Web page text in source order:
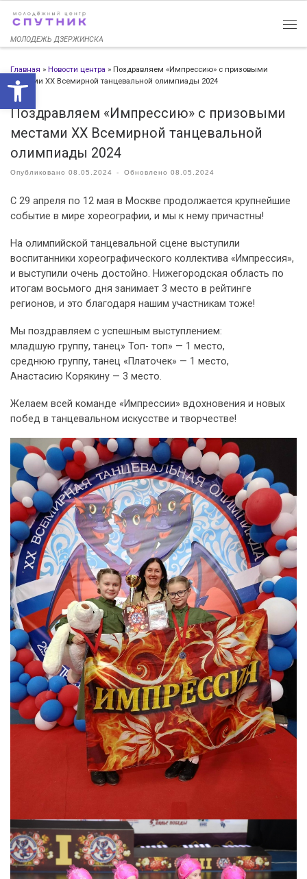
Открыть панель
Перейти к содержимому
МОЛОДЕЖЬ ДЗЕРЖИНСКА
Главная » Новости центра » Поздравляем «Импрессию» с призовыми
местами XX Всемирной танцевальной олимпиады 2024
Поздравляем «Импрессию» с призовыми
местами XX Всемирной танцевальной
олимпиады 2024
Опубликовано 08.05.2024 - Обновлено 08.05.2024
С 29 апреля по 12 мая в Москве продолжается крупнейшие
событие в мире хореографии, и мы к нему причастны!
На олимпийской танцевальной сцене выступили
воспитанники хореографического коллектива «Импрессия»,
и выступили очень достойно. Нижегородская область по
итогам восьмого дня занимает 3 место в рейтинге
регионов, и это благодаря нашим участникам тоже!
Мы поздравляем с успешным выступлением:
младшую группу, танец» Топ- топ» — 1 место,
среднюю группу, танец «Платочек» — 1 место,
Анастасию Корякину — 3 место.
Желаем всей команде «Импрессии» вдохновения и новых
побед в танцевальном искусстве и творчестве!